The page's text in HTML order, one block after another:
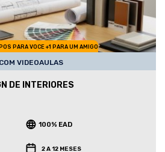
PARA VOCE +1 PARA UM AMIGO
COM VIDEOAULAS
DE INTERIORES
100% EAD
2 A 12 MESES